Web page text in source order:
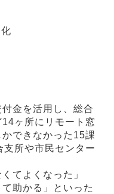
金を活用し、総合
ヶ所にリモート窓
できなかった15課
所や市民センター
てよくなった」
助かる」といった